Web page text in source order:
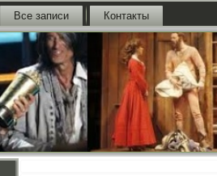
Все записи Контакты